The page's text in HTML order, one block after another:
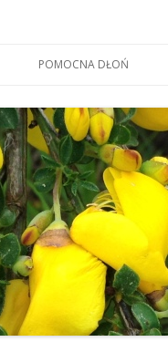
POMOCNA DŁOŃ